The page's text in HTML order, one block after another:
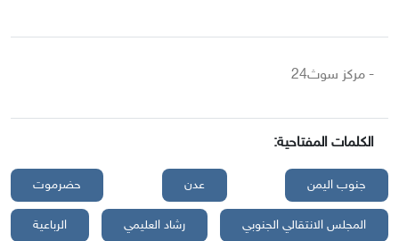
- مركز سوث24
الكلمات المفتاحية:
جنوب اليمن عدن حضرموت
المجلس الانتقالي الجنوبي رشاد العليمي الرباعية